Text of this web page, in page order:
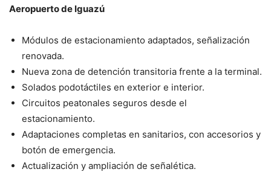
Aeropuerto de Iguazú
Módulos de estacionamiento adaptados, señalización
renovada.
Nueva zona de detención transitoria frente a la terminal.
Solados podotáctiles en exterior e interior.
Circuitos peatonales seguros desde el
estacionamiento.
Adaptaciones completas en sanitarios, con accesorios y
botón de emergencia.
Actualización y ampliación de señalética.